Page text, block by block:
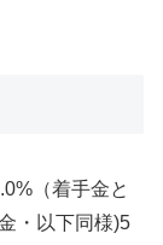
（着手金と
・以下同様)5